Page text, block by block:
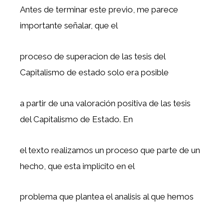
Antes de terminar este previo, me parece
importante señalar, que el
proceso de superacion de las tesis del
Capitalismo de estado solo era posible
a partir de una valoración positiva de las tesis
del Capitalismo de Estado. En
el texto realizamos un proceso que parte de un
hecho, que esta implicito en el
problema que plantea el analisis al que hemos